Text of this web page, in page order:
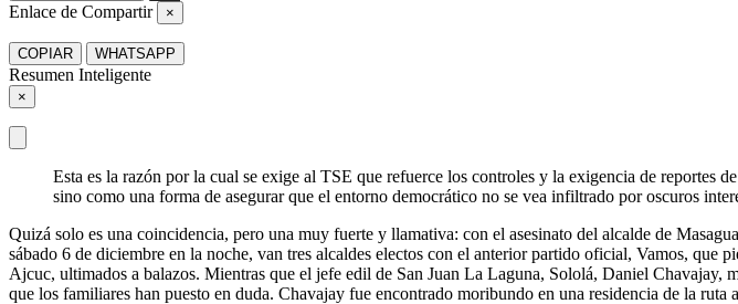
Enlace de Compartir ×
COPIAR WHATSAPP
Resumen Inteligente
×
Esta es la razón por la cual se exige al TSE que refuerce los controles y la exigencia de reportes
sino como una forma de asegurar que el entorno democrático no se vea infiltrado por oscuros
Quizá solo es una coincidencia, pero una muy fuerte y llamativa: con el asesinato del alcalde de
sábado 6 de diciembre en la noche, van tres alcaldes electos con el anterior partido oficial, Vamos,
Ajcuc, ultimados a balazos. Mientras que el jefe edil de San Juan La Laguna, Sololá, Daniel Chavajay,
que los familiares han puesto en duda. Chavajay fue encontrado moribundo en una residencia de la ruta